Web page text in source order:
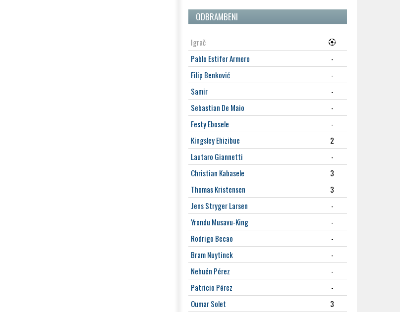
ODBRAMBENI
Igrač
Pablo Estifer Armero
-
Filip Benković
-
Samir
-
Sebastian De Maio
-
Festy Ebosele
-
Kingsley Ehizibue
2
Lautaro Giannetti
-
Christian Kabasele
3
Thomas Kristensen
3
Jens Stryger Larsen
-
Yrondu Musavu-King
-
Rodrigo Becao
-
Bram Nuytinck
-
Nehuén Pérez
-
Patricio Pérez
-
Oumar Solet
3